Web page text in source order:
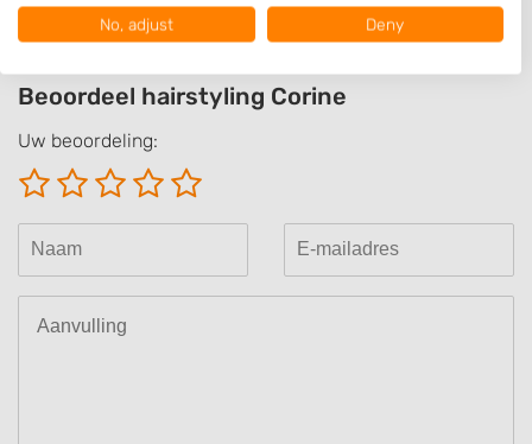
Beoordeel hairstyling Corine
Uw beoordeling:
Your consent and the cookie policy applies solely to this website/app.
View Partner List (1017 IAB Vendors)
We use your data for the following purposes:
IAB processing purposes:
Store and/or access information on a device
Use limited data to select advertising
No, adjust Deny